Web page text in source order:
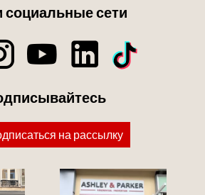
сети
на рассылку